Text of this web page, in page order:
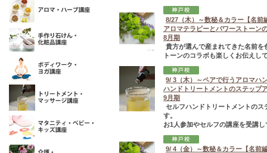
8/27（木）～数秘＆カラー【名前
アロマテラピーとパワーストーン
8月期
貴方が選んで産まれてきた名前
トーンのコラボも楽しくお伝えし
9/ 3（木）～ペアで行うアロマハ
ハンドトリートメントのステップ
9月期
セルフハンドトリートメントの
す。
お1人参加やセルフの講座を受講
9/ 4（金）～数秘＆カラー【名前